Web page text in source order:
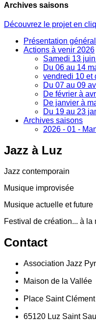
Archives saisons
Découvrez le projet en
Présentation
Actions à venir 2026
Samedi 13
Du 06 au 14
vendredi 10 et
Du 07 au 09
De février à
De janvier à
Du 19 au 23
Archives saisons
2026 - 01 -
Jazz à Luz
Jazz contemporain
Musique improvisée
Musique actuelle et future
Festival de création... à la
Contact
Association Jazz
Maison de la Vallée
Place Saint Clément
65120 Luz Saint